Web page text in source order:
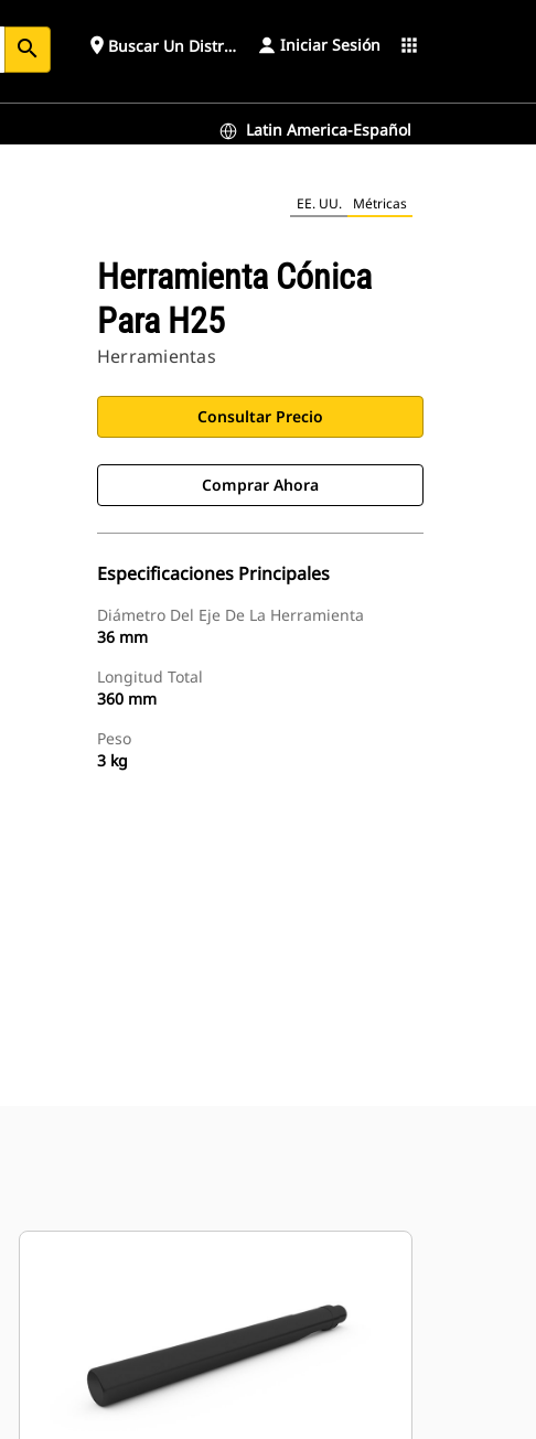
search place Buscar Un Distribuidor Iniciar Sesión apps
Latin America-Español
EE. UU. Métricas
Herramienta Cónica
Para H25
Herramientas
Consultar Precio
Comprar Ahora
Especificaciones Principales
Diámetro Del Eje De La Herramienta
36 mm
Longitud Total
360 mm
Peso
3 kg